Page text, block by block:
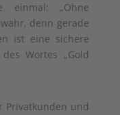
einmal: „Ohne
denn gerade
ist eine sichere
Wortes „Gold
Privatkunden und